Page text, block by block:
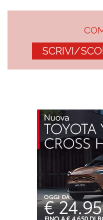
SCRIVI/